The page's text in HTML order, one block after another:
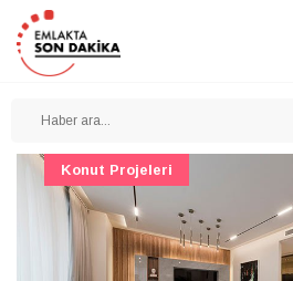
Konut Projeleri